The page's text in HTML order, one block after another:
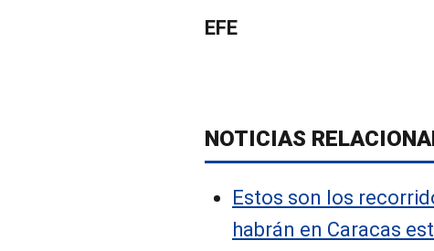
EFE
NOTICIAS
Estos son los
habrán en Caracas